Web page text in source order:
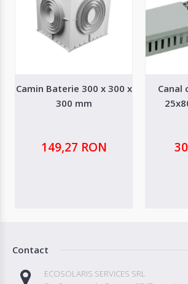
Camin Baterie 300 x 300 x
300 mm
149,27 RON
Canal
Contact
ECOSOLARIS SERVICES SRL